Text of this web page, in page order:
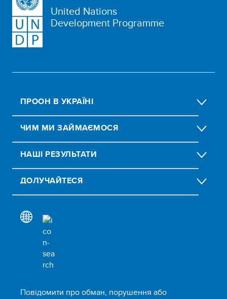
United Nations
Development Programme
ПРООН В УКРАЇНІ
ЧИМ МИ ЗАЙМАЄМОСЯ
НАШІ РЕЗУЛЬТАТИ
ДОЛУЧАЙТЕСЯ
Повідомити про обман, порушення або